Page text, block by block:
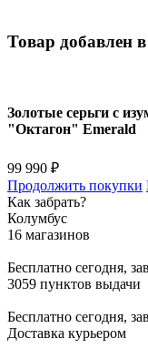
Товар добавлен
Золотые серьги с
"Октагон" Emerald
99 990 ₽
Продолжить покупки
Как забрать?
Колумбус
16 магазинов
Бесплатно сегодня,
3059 пунктов выдачи
Бесплатно сегодня,
Доставка курьером